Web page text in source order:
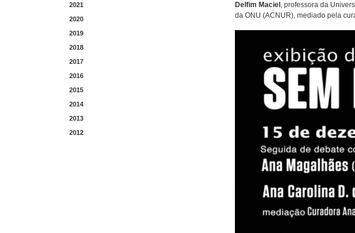
2021
2020
2019
2018
2017
2016
2015
2014
2013
2012
Delfim Maciel , professora da
da ONU (ACNUR), mediado pela